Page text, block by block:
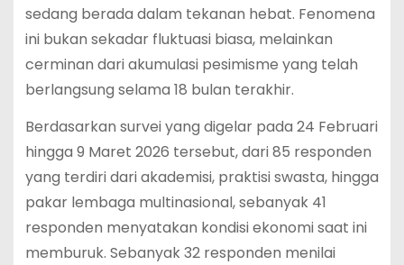
sedang berada dalam tekanan hebat. Fenomena
ini bukan sekadar fluktuasi biasa, melainkan
cerminan dari akumulasi pesimisme yang telah
berlangsung selama 18 bulan terakhir.
Berdasarkan survei yang digelar pada 24 Februari
hingga 9 Maret 2026 tersebut, dari 85 responden
yang terdiri dari akademisi, praktisi swasta, hingga
pakar lembaga multinasional, sebanyak 41
responden menyatakan kondisi ekonomi saat ini
memburuk. Sebanyak 32 responden menilai